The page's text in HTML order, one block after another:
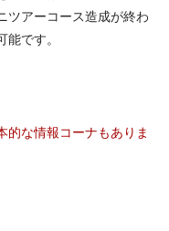
ツアーコース造成が終わ
です。
的な情報コーナもありま